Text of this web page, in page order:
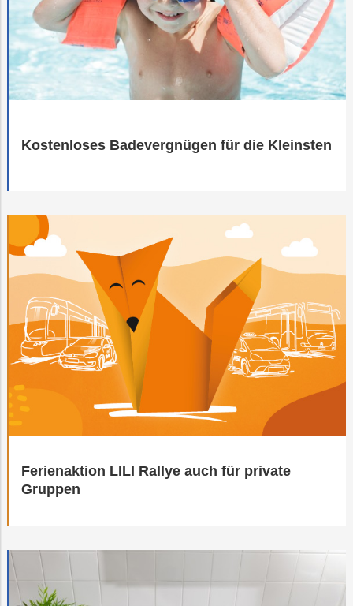
Kostenloses Badevergnügen für die Kleinsten
Ferienaktion LILI Rallye auch für private
Gruppen